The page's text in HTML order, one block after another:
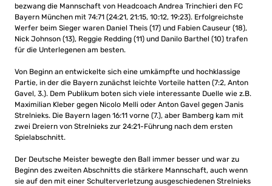
bezwang die Mannschaft von Headcoach Andrea Trinchieri den FC
Bayern München mit 74:71 (24:21, 21:15, 10:12, 19:23). Erfolgreichste
Werfer beim Sieger waren Daniel Theis (17) und Fabien Causeur (18),
Nick Johnson (13), Reggie Redding (11) und Danilo Barthel (10) trafen
für die Unterlegenen am besten.
Von Beginn an entwickelte sich eine umkämpfte und hochklassige
Partie, in der die Bayern zunächst leichte Vorteile hatten (7:2, Anton
Gavel, 3.). Dem Publikum boten sich viele interessante Duelle wie z.B.
Maximilian Kleber gegen Nicolo Melli oder Anton Gavel gegen Janis
Strelnieks. Die Bayern lagen 16:11 vorne (7.), aber Bamberg kam mit
zwei Dreiern von Strelnieks zur 24:21-Führung nach dem ersten
Spielabschnitt.
Der Deutsche Meister bewegte den Ball immer besser und war zu
Beginn des zweiten Abschnitts die stärkere Mannschaft, auch wenn
sie auf den mit einer Schulterverletzung ausgeschiedenen Strelnieks